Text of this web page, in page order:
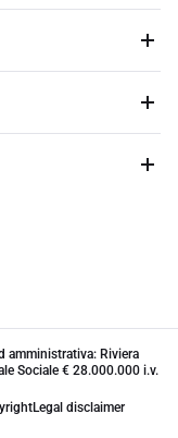
amministrativa: Riviera
Sociale € 28.000.000 i.v.
Legal disclaimer